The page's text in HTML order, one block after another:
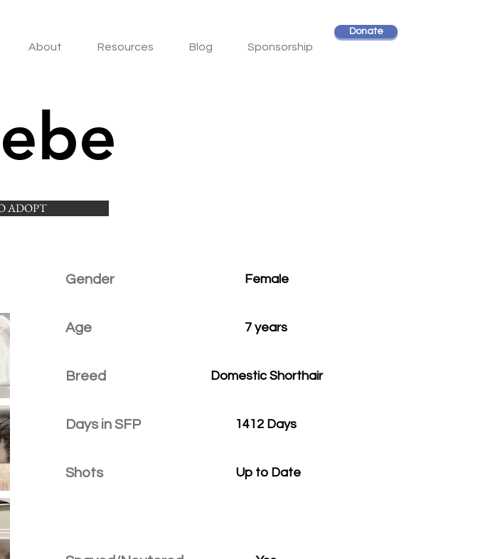
About Resources Blog Sponsorship
Donate
ADOPT
Gender
Age
Breed
Days in SFP
Shots
Female
7 years
Domestic Shorthair
1412 Days
Up to Date